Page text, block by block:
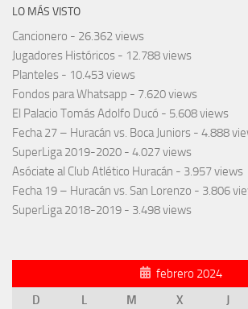
LO MÁS VISTO
Cancionero - 26.362 views
Jugadores Históricos - 12.788 views
Planteles - 10.453 views
Fondos para Whatsapp - 7.620 views
El Palacio Tomás Adolfo Ducó - 5.608 views
Fecha 27 – Huracán vs. Boca Juniors - 4.888
SuperLiga 2019-2020 - 4.027 views
Asóciate al Club Atlético Huracán - 3.957 views
Fecha 19 – Huracán vs. San Lorenzo - 3.806
SuperLiga 2018-2019 - 3.498 views
febrero 2024
D
L M X J